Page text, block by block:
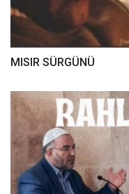
MISIR SÜRGÜNÜ